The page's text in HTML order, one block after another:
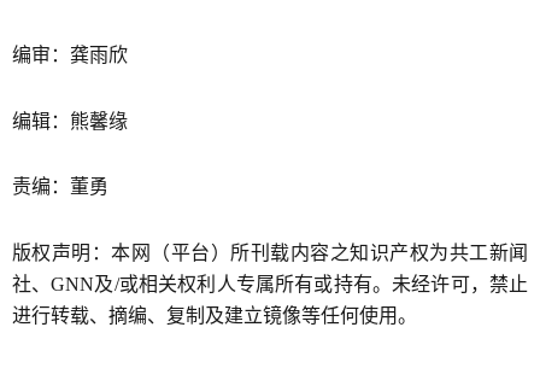
编审：龚雨欣
编辑：熊馨缘
责编：董勇
版权声明：本网（平台）所刊载内容之知识产权为共工新闻
社、GNN及/或相关权利人专属所有或持有。未经许可，禁止
进行转载、摘编、复制及建立镜像等任何使用。